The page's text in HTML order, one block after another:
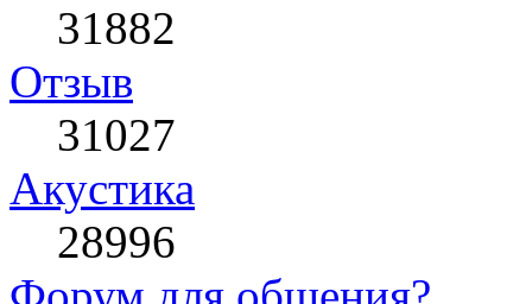
31882
Отзыв
31027
Акустика
28996